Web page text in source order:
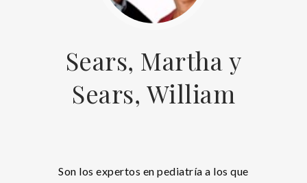
Sears, Martha y
Sears, William
Son los expertos en pediatría a los que